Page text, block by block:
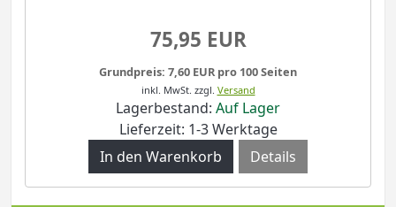
75,95 EUR
Grundpreis: 7,60 EUR pro 100 Seiten
inkl. MwSt. zzgl. Versand
Lagerbestand: Auf Lager
Lieferzeit: 1-3 Werktage
Details